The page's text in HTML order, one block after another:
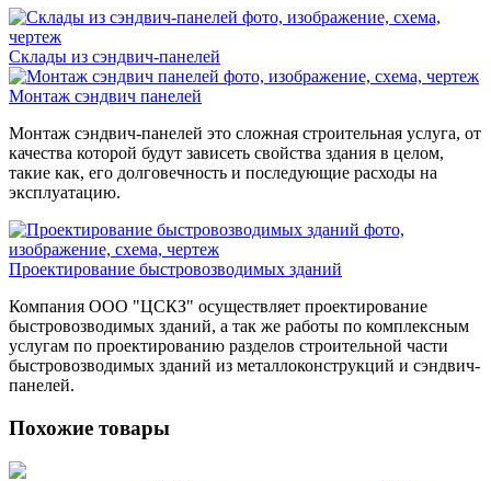
Склады из сэндвич-панелей
Монтаж сэндвич панелей
Монтаж сэндвич-панелей это сложная строительная услуга, от
качества которой будут зависеть свойства здания в целом,
такие как, его долговечность и последующие расходы на
эксплуатацию.
Проектирование быстровозводимых зданий
Компания ООО "ЦСКЗ" осуществляет проектирование
быстровозводимых зданий, а так же работы по комплексным
услугам по проектированию разделов строительной части
быстровозводимых зданий из металлоконструкций и сэндвич-
панелей.
Похожие товары